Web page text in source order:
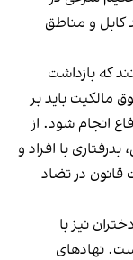
کابل و مناطق
که بازداشت
مالکیت باید بر
انجام شود. از
با افراد و
در تضاد
نیز با
نهادهای